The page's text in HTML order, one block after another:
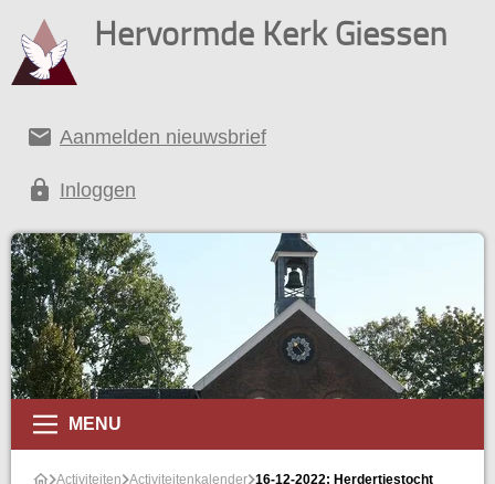
Hervormde Kerk Giessen
email Aanmelden nieuwsbrief
lock Inloggen
MENU
Activiteiten Activiteitenkalender 16-12-2022: Herdertjestocht